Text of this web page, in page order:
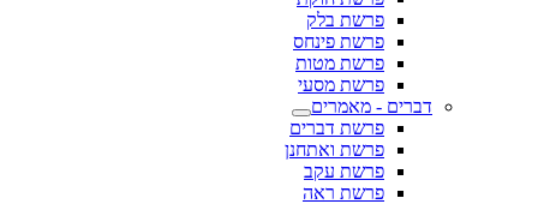
פרשת בלק
פרשת פינחס
פרשת מטות
פרשת מסעי
דברים - מאמרים
פרשת דברים
פרשת ואתחנן
פרשת עקב
פרשת ראה